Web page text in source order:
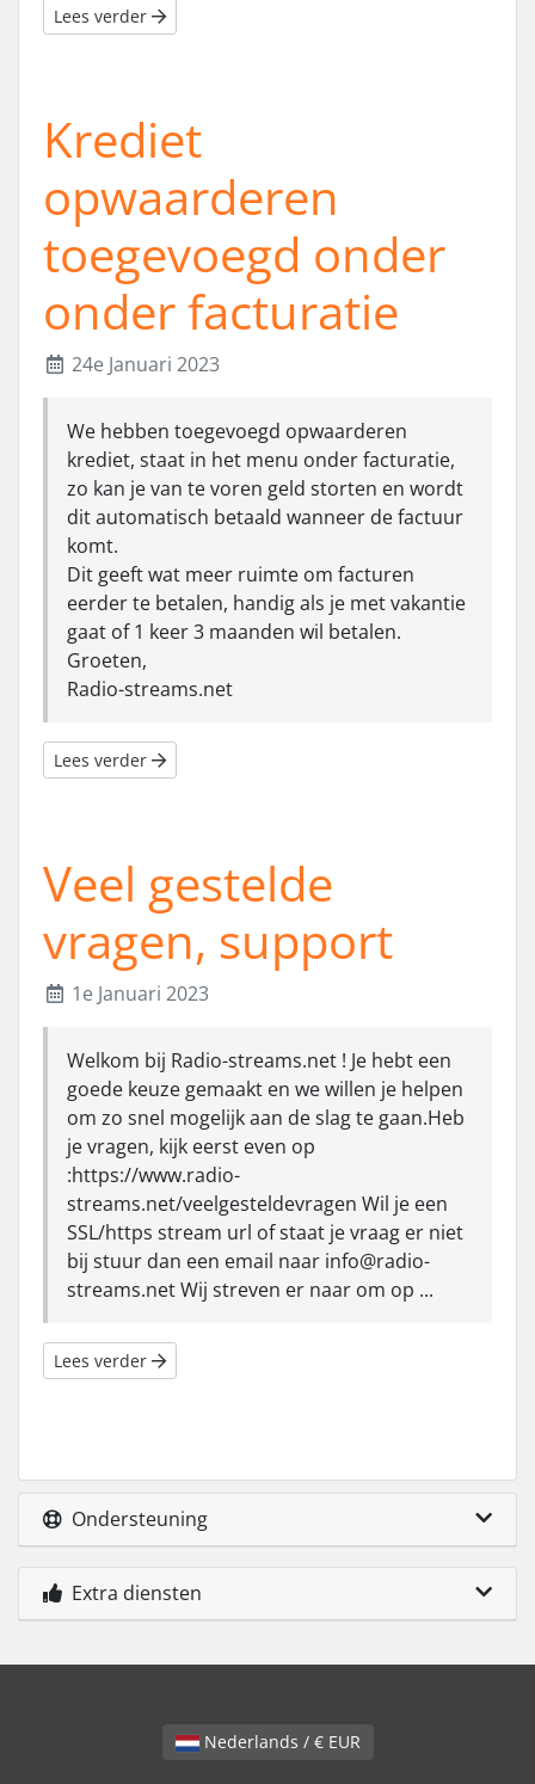
Lees verder
Krediet
opwaarderen
toegevoegd onder
onder facturatie
24e Januari 2023
We hebben toegevoegd opwaarderen
krediet, staat in het menu onder facturatie,
zo kan je van te voren geld storten en wordt
dit automatisch betaald wanneer de factuur
komt.
Dit geeft wat meer ruimte om facturen
eerder te betalen, handig als je met vakantie
gaat of 1 keer 3 maanden wil betalen.
Groeten,
Radio-streams.net
Lees verder
Veel gestelde
vragen, support
1e Januari 2023
Welkom bij Radio-streams.net ! Je hebt een
goede keuze gemaakt en we willen je helpen
om zo snel mogelijk aan de slag te gaan.Heb
je vragen, kijk eerst even op
:https://www.radio-
streams.net/veelgesteldevragen Wil je een
SSL/https stream url of staat je vraag er niet
bij stuur dan een email naar info@radio-
streams.netWij streven er naar om op ...
Lees verder
Ondersteuning
Extra diensten
Nederlands / € EUR